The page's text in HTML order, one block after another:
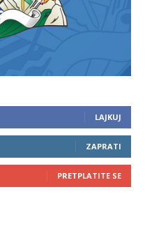
LAJKUJ
ZAPRATI
PRETPLATITE SE